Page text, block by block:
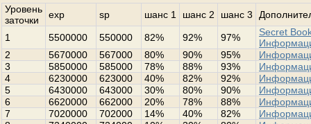
Уровень
заточки
exp sp шанс 1 шанс 2 шанс 3
1 5500000 550000 82% 92% 97%
Secret
2
5670000 567000 80% 90% 95%
3
5850000 585000 78% 88% 93%
4
6230000 623000 40% 82% 92%
5
6430000 643000 30% 80% 90%
6
6620000 662000 20% 78% 88%
7
7020000 702000 14% 40% 82%